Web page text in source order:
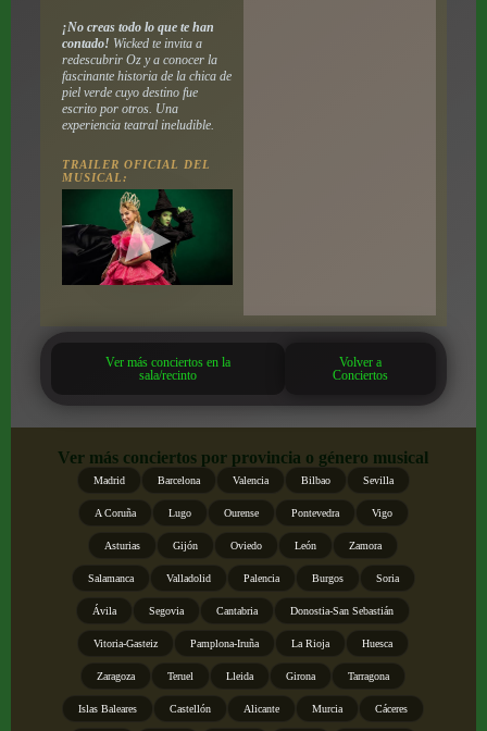
¡No creas todo lo que te han
contado! Wicked te invita a
redescubrir Oz y a conocer la
fascinante historia de la chica de
piel verde cuyo destino fue
escrito por otros. Una
experiencia teatral ineludible.
TRAILER OFICIAL DEL
MUSICAL:
Ver más conciertos en la
sala/recinto
Volver a
Conciertos
Ver más conciertos por provincia o género musical
Madrid Barcelona Valencia Bilbao Sevilla
A Coruña Lugo Ourense Pontevedra Vigo
Asturias Gijón Oviedo León Zamora
Salamanca Valladolid Palencia Burgos Soria
Ávila Segovia Cantabria Donostia-San Sebastián
Vitoria-Gasteiz Pamplona-Iruña La Rioja Huesca
Zaragoza Teruel Lleida Girona Tarragona
Islas Baleares Castellón Alicante Murcia Cáceres